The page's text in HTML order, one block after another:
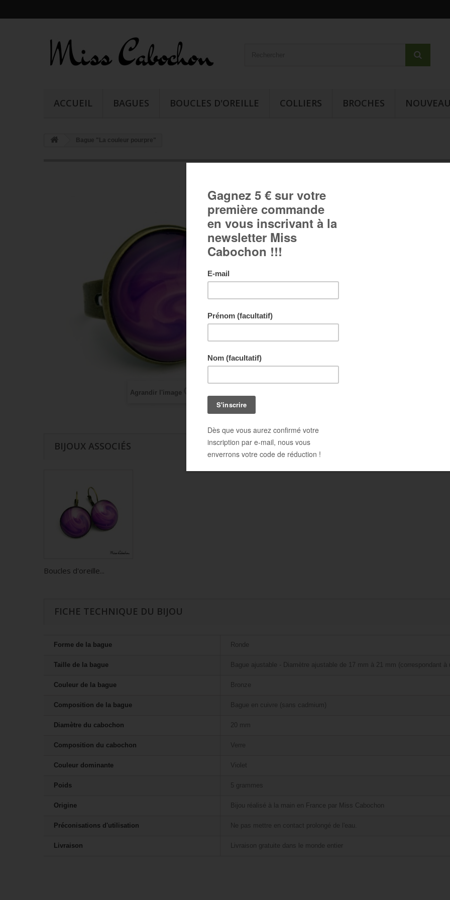
ACCUEIL BAGUES BOUCLES D'OREILLE COLLIERS BROCHES
Bague "La couleur pourpre"
Agrandir l'image
Bague "La couleur pourpre"
Bague "La couleur pourpre" :
Cabochon en verre bombé.
En achetant ce bijou vous pouvez gagner
0,90 €.
BIJOUX ASSOCIÉS
Boucles d'oreille...
FICHE TECHNIQUE DU BIJOU
Forme de la bague Ronde
Taille de la bague Bague ajustable - Diamètre ajustable de 17 mm à 21 mm (correspondant à
Couleur de la bague Bronze
Composition de la bague Bague en cuivre (sans cadmium)
Diamètre du cabochon 20 mm
Composition du cabochon Verre
Couleur dominante Violet
Poids 5 grammes
Origine Bijou réalisé à la main en France par Miss Cabochon
Préconisations d'utilisation Ne pas mettre en contact prolongé de l'eau.
Livraison Livraison gratuite dans le monde entier